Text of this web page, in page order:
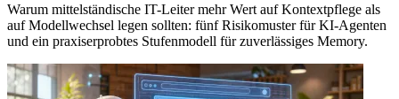
Warum mittelständische IT-Leiter mehr Wert auf Kontextpflege als
auf Modellwechsel legen sollten: fünf Risikomuster für KI-Agenten
und ein praxiserprobtes Stufenmodell für zuverlässiges Memory.